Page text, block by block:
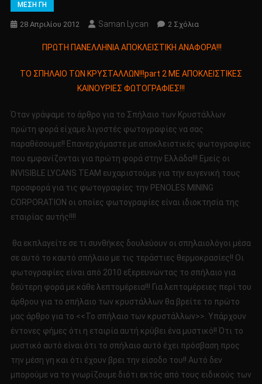
ΜΕΣΗ ΓΗ
28 Απριλίου 2012 Saman Lycan 2 ΣχόλιαΣτο
ΠΑΝΕΛΛΗΝΙΑ
ΑΝΑΦΟΡΑ!!!
ΤΩΝ
2
ΜΕ
ΑΠΟΚΛΕΙΣΤΙΚΕΣ
ΚΑΙΝΟΥΡΙΕΣ
ΦΩΤΟΓΡΑΦΙΕΣ!!!
ΠΡΩΤΗ ΠΑΝΕΛΛΗΝΙΑ ΑΠΟΚΛΕΙΣΤΙΚΗ ΑΝΑΦΟΡΑ!!!
ΤΟ ΣΠΗΛΑΙΟ ΤΩΝ ΚΡΥΣΤΑΛΛΩΝ!!!part 2 ΜΕ ΑΠΟΚΛΕΙΣΤΙΚΕΣ
ΚΑΙΝΟΥΡΙΕΣ ΦΩΤΟΓΡΑΦΙΕΣ!!!
Όταν γράψαμε το άρθρο για το Σπήλαιο των Κρυστάλλων
πρώτη φορά είχαμε λιγοστές φωτογραφίες να σας
παραθέσουμε!! Επανερχόμαστε με αποκλειστικές φωτογραφίες
που εμφανίζονται για πρώτη φορά στην Ελλάδα!!! Εμείς οι
INVISIBLE LYCANS TEAM ευχαριστούμε για την ευγενική τους
προσφορά για τις φωτογραφίες την PENOLES MINING
CORPORATION οι οποίες φωτογραφίες είναι ιδιοκτησία της
εταιρίας αυτής!!!!
θα εκπλαγείτε σε τι συνθήκες δουλεύουν οι σπηλαιολόγοι μέσα
σε αυτό το καυτό σπήλαιο με τις τεράστιες θερμοκρασίες!! Οι
φωτογραφίες είναι από 2010 εξερευνώντας το σπήλαιο για
δεύτερη φορά με κάθε λεπτομέρεια!!! Για λεπτομέρειες περί του
άρθρου για το σπήλαιο των κρυστάλλων θα βρείτε το πρώτο
μας άρθρο για το <<Το σπήλαιο των κρυστάλλων>>. Υπάρχουν
έντονες φήμες ότι η εταιρία αυτή κρύβει ένα μυστικό!! Ότι το
μυστικό αυτό είναι ότι το σπήλαιο αυτό έχει πρόσβαση προς
την μέση γη και ότι έχουν βρει την είσοδο του!! Αυτό δεν
μπορούμε να το γνωρίζουμε διότι εκτός από τους ειδικούς των